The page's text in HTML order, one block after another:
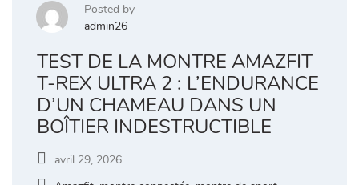
Posted by
admin26
TEST DE LA MONTRE AMAZFIT
T-REX ULTRA 2 : L’ENDURANCE
D’UN CHAMEAU DANS UN
BOÎTIER INDESTRUCTIBLE
avril 29, 2026